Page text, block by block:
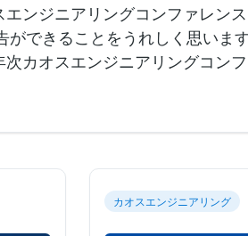
ンジニアリングコンファレン
ができることをうれしく思いま
次カオスエンジニアリングコン
カオスエンジニアリング